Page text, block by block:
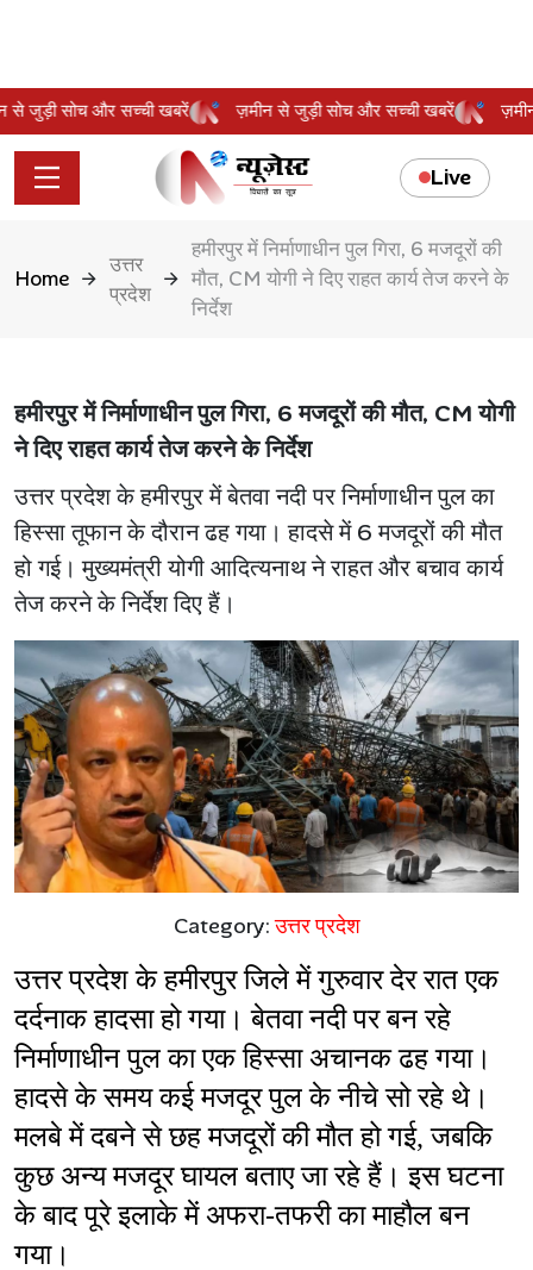
से जुड़ी सोच और सच्ची खबरें ज़मीन से जुड़ी सोच और सच्ची खबरें
Live
Home
उत्तर
प्रदेश
हमीरपुर में निर्माणाधीन पुल गिरा, 6 मजदूरों की
मौत, CM योगी ने दिए राहत कार्य तेज करने के
निर्देश
हमीरपुर में निर्माणाधीन पुल गिरा, 6 मजदूरों की मौत, CM योगी
ने दिए राहत कार्य तेज करने के निर्देश
उत्तर प्रदेश के हमीरपुर में बेतवा नदी पर निर्माणाधीन पुल का
हिस्सा तूफान के दौरान ढह गया। हादसे में 6 मजदूरों की मौत
हो गई। मुख्यमंत्री योगी आदित्यनाथ ने राहत और बचाव कार्य
तेज करने के निर्देश दिए हैं।
Category:उत्तर प्रदेश
उत्तर प्रदेश के हमीरपुर जिले में गुरुवार देर रात एक
दर्दनाक हादसा हो गया। बेतवा नदी पर बन रहे
निर्माणाधीन पुल का एक हिस्सा अचानक ढह गया।
हादसे के समय कई मजदूर पुल के नीचे सो रहे थे।
मलबे में दबने से छह मजदूरों की मौत हो गई, जबकि
कुछ अन्य मजदूर घायल बताए जा रहे हैं। इस घटना
के बाद पूरे इलाके में अफरा-तफरी का माहौल बन
गया।